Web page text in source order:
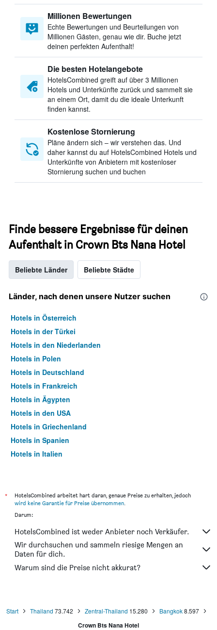
Millionen Bewertungen
Echte Bewertungen und Beurteilungen von
Millionen Gästen, genau wie dir. Buche jetzt
deinen perfekten Aufenthalt!
Die besten Hotelangebote
HotelsCombined greift auf über 3 Millionen
Hotels und Unterkünfte zurück und sammelt sie
an einem Ort, damit du die ideale Unterkunft
finden kannst.
Kostenlose Stornierung
Pläne ändern sich – wir verstehen das. Und
daher kannst du auf HotelsCombined Hotels und
Unterkünfte von Anbietern mit kostenloser
Stornierung suchen und buchen
Finde bessere Ergebnisse für deinen
Aufenthalt in Crown Bts Nana Hotel
Beliebte Länder Beliebte Städte
Länder, nach denen unsere Nutzer suchen
Hotels in Österreich
Hotels in der Türkei
Hotels in den Niederlanden
Hotels in Polen
Hotels in Deutschland
Hotels in Frankreich
Hotels in Ägypten
Hotels in den USA
Hotels in Griechenland
Hotels in Spanien
Hotels in Italien
*
HotelsCombined arbeitet hart daran, genaue Preise zu erhalten, jedoch
wird keine Garantie für Preise übernommen.
Darum:
HotelsCombined ist weder Anbieter noch Verkäufer.
Wir durchsuchen und sammeln riesige Mengen an
Daten für dich.
Warum sind die Preise nicht akkurat?
Start Thailand 73.742 Zentral-Thailand 15.280 Bangkok8.597
Crown Bts Nana Hotel